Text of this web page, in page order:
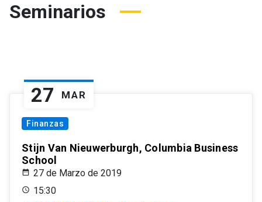
Seminarios
27 MAR
Finanzas
Stijn Van Nieuwerburgh, Columbia Business
School
27 de Marzo de 2019
15:30